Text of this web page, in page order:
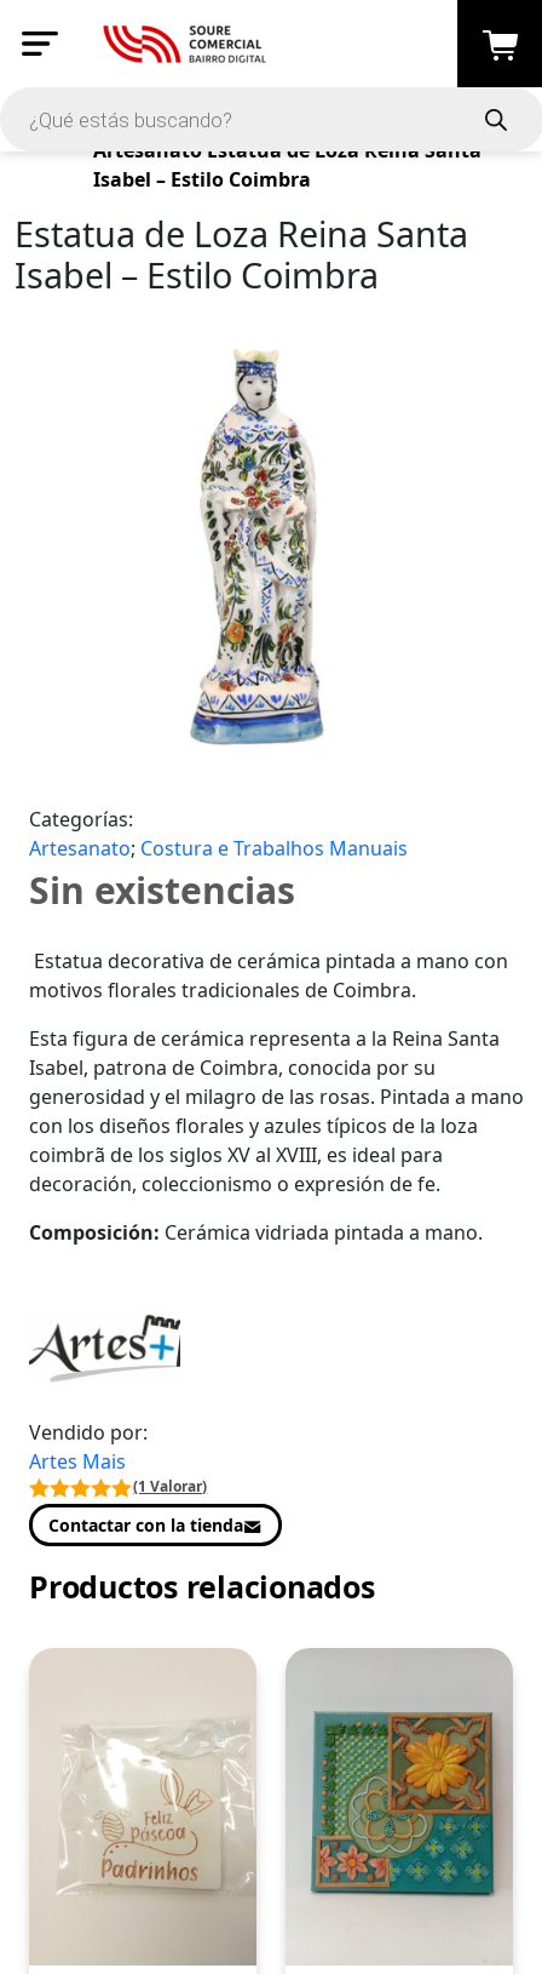
Productos
Artesanato Estatua de Loza Reina Santa
Isabel – Estilo Coimbra
Estatua de Loza Reina Santa
Isabel – Estilo Coimbra
Categorías:
Artesanato; Costura e Trabalhos Manuais
Sin existencias
Estatua decorativa de cerámica pintada a mano con
motivos florales tradicionales de Coimbra.
Esta figura de cerámica representa a la Reina Santa
Isabel, patrona de Coimbra, conocida por su
generosidad y el milagro de las rosas. Pintada a mano
con los diseños florales y azules típicos de la loza
coimbrã de los siglos XV al XVIII, es ideal para
decoración, coleccionismo o expresión de fe.
Composición: Cerámica vidriada pintada a mano.
Vendido por:
Artes Mais
(1 Valorar)
Contactar con la tienda
Productos relacionados